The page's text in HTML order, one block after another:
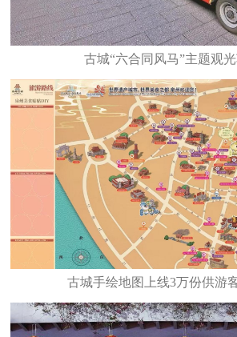
古城“六合同风马”主题观
古城手绘地图上线3万份供游